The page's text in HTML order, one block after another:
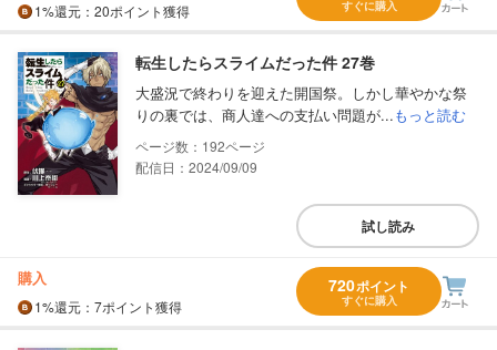
1%還元 ：20ポイント獲得 すぐに購入
転生したらスライムだった件 27巻
大盛況で終わりを迎えた開国祭。しかし華やかな祭
りの裏では、商人達への支払い問題が...もっと読む
192
配信日：2024/09/09
試し読み
購入
1%還元 ：7ポイント獲得
720ポイント
すぐに購入